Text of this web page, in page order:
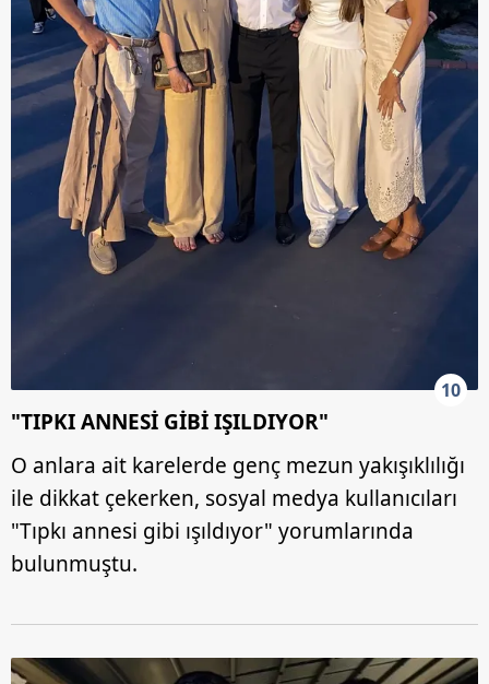
10
"TIPKI ANNESİ GİBİ IŞILDIYOR"
O anlara ait karelerde genç mezun yakışıklılığı
ile dikkat çekerken, sosyal medya kullanıcıları
"Tıpkı annesi gibi ışıldıyor" yorumlarında
bulunmuştu.